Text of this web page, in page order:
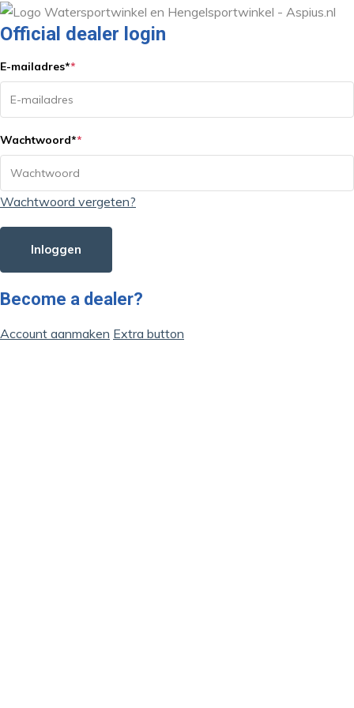
Official dealer login
E-mailadres**
Wachtwoord**
Wachtwoord vergeten?
Inloggen
Become a dealer?
Account aanmaken Extra button